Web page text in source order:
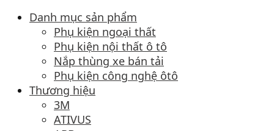
Danh mục sản phẩm
Phụ kiện ngoại thất
Phụ kiện nội thất ô tô
Nắp thùng xe bán tải
Phụ kiện công nghệ ôtô
Thương hiệu
3M
ATIVUS